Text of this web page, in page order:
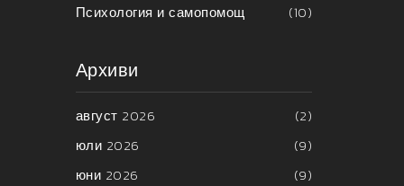
Психология и самопомощ
(10)
Архиви
август 2026
(2)
юли 2026
(9)
юни 2026
(9)